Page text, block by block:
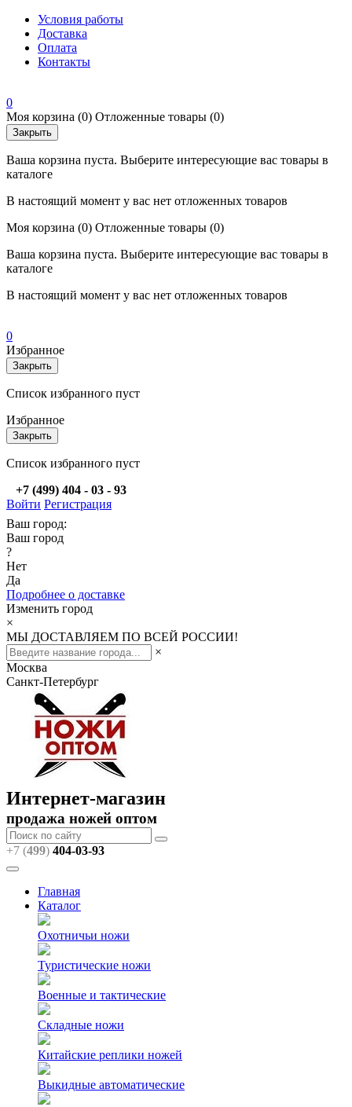
Условия работы
Доставка
Оплата
Контакты
0
Моя корзина (0) Отложенные товары (0)
Закрыть
Ваша корзина пуста. Выберите интересующие вас товары в
каталоге
В настоящий момент у вас нет отложенных товаров
Моя корзина (0) Отложенные товары (0)
Ваша корзина пуста. Выберите интересующие вас товары в
каталоге
В настоящий момент у вас нет отложенных товаров
0
Избранное
Закрыть
Список избранного пуст
Избранное
Закрыть
Список избранного пуст
+7 (499) 404 - 03 - 93
Войти Регистрация
Ваш город:
Ваш город
?
Нет
Да
Подробнее о доставке
Изменить город
×
МЫ ДОСТАВЛЯЕМ ПО ВСЕЙ РОССИИ!
×
Москва
Санкт-Петербург
Интернет-магазин
продажа ножей оптом
+7 (499) 404-03-93
Главная
Каталог
Охотничьи ножи
Туристические ножи
Военные и тактические
Складные ножи
Китайские реплики ножей
Выкидные автоматические